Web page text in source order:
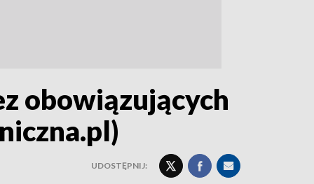
obowiązujących
UDOSTĘPNIJ: